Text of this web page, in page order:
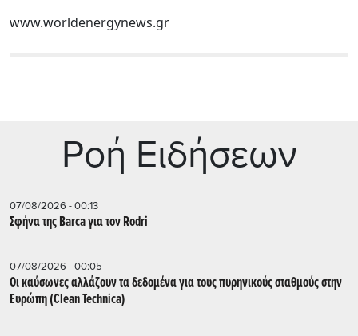
www.worldenergynews.gr
Ρoή Ειδήσεων
07/08/2026 - 00:13
Σφήνα της Barca για τον Rodri
07/08/2026 - 00:05
Οι καύσωνες αλλάζουν τα δεδομένα για τους πυρηνικούς σταθμούς στην
Ευρώπη (Clean Technica)